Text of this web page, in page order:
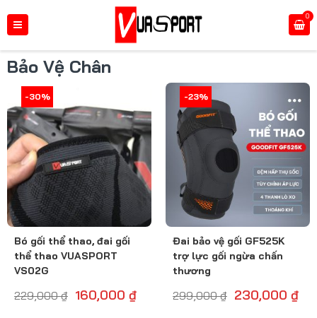
0
Bảo Vệ Chân
-31%
Bó gối thể thao, đai gối
thể thao VUASPORT
VS02G
229,000₫ 160,000 ₫
-30% -24%
Đai bảo vệ gối GF525K
trợ lực gối ngừa chấn
thương
299,000₫ 230,000 ₫
-23%